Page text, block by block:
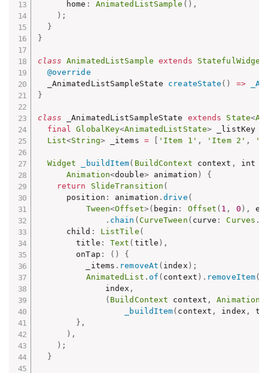
      home
: AnimatedListSample ( ) ,
) ;
}
}
class AnimatedListSample extends
StatefulWidget
@override
  _AnimatedListSampleState
createState ( ) =>
}
class _AnimatedListSampleState extends State<
final
GlobalKey<AnimatedListState> _listKey
List<String> _items = 'Item 1' , 'Item 2' ,
Widget _buildItem( BuildContext context ,
int
Animation<double> animation )
{
return
SlideTransition (
      position
: animation .drive (
Tween<Offset>( begin : Offset ( 1 , 0 ) ,
. chain ( CurveTween ( curve : Curves .
      child
: ListTile (
        title
: Text ( title ) ,
        onTap
: ( )
{
          _items
. removeAt ( index ) ;
AnimatedList . of ( context ) . removeItem(
              index
,
( BuildContext context , Animation
_buildItem( context , index ,
} ,
) ,
) ;
}